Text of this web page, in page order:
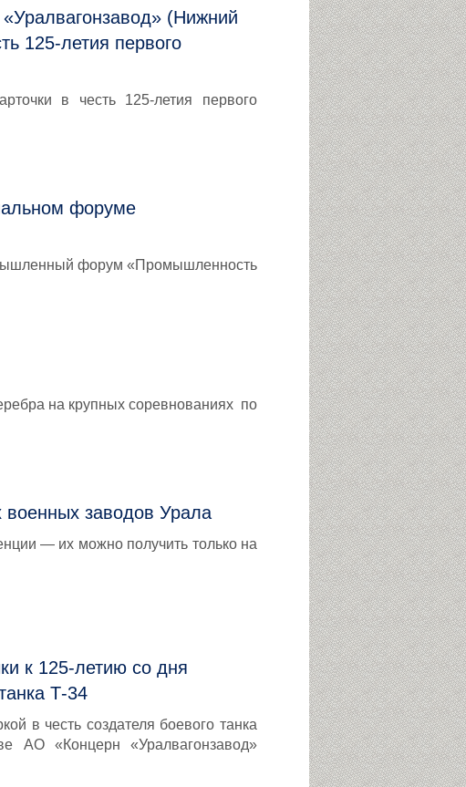
(Нижний
125-летия первого
в честь 125-летия первого
форуме
форум «Промышленность
на крупных соревнованиях по
военных заводов Урала
— их можно получить только на
к 125-летию со дня
Т-34
в честь создателя боевого танка
АО «Концерн «Уралвагонзавод»